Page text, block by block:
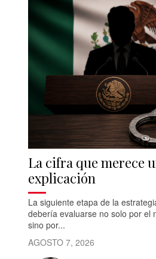
La cifra que merece
explicación
La siguiente etapa de la
debería evaluarse no solo por el
sino por...
AGOSTO 7, 2026